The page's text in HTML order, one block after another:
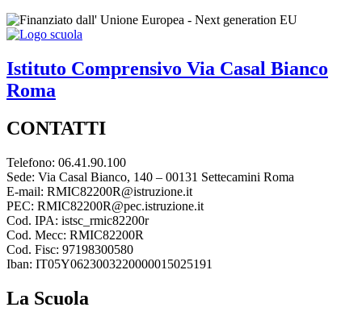
Istituto Comprensivo Via Casal Bianco
Roma
CONTATTI
Telefono: 06.41.90.100
Sede: Via Casal Bianco, 140 – 00131 Settecamini Roma
E-mail: RMIC82200R@istruzione.it
PEC: RMIC82200R@pec.istruzione.it
Cod. IPA: istsc_rmic82200r
Cod. Mecc: RMIC82200R
Cod. Fisc: 97198300580
Iban: IT05Y0623003220000015025191
La Scuola